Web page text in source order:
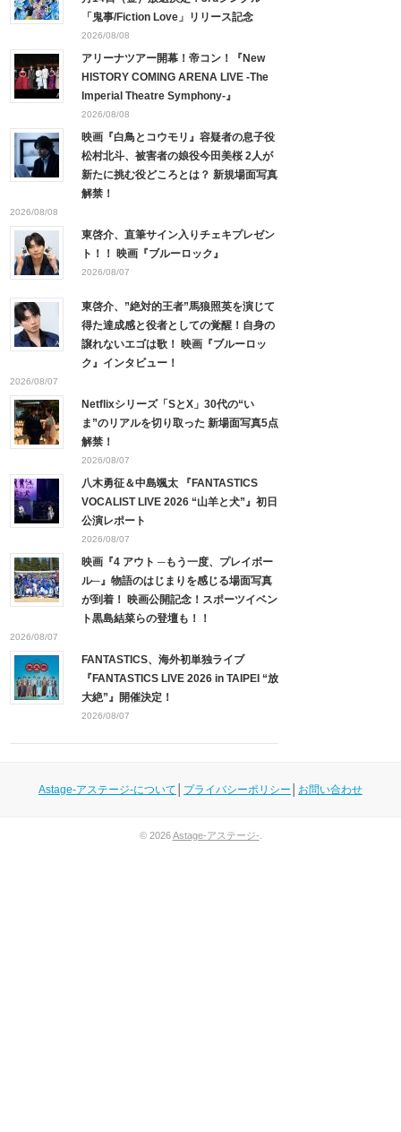
「鬼事/Fiction Love」リリース記念
2026/08/08
アリーナツアー開幕！帝コン！『New
HISTORY COMING ARENA LIVE -The
Imperial Theatre Symphony-』
2026/08/08
映画『白鳥とコウモリ』容疑者の息子役
松村北斗、被害者の娘役今田美桜 2人が
新たに挑む役どころとは？ 新規場面写真
解禁！
2026/08/08
東啓介、直筆サイン入りチェキプレゼン
ト！！ 映画『ブルーロック』
2026/08/07
東啓介、”絶対的王者”馬狼照英を演じて
得た達成感と役者としての覚醒！自身の
譲れないエゴは歌！ 映画『ブルーロッ
ク』インタビュー！
2026/08/07
Netflixシリーズ「SとX」30代の“い
ま”のリアルを切り取った 新場面写真5点
解禁！
2026/08/07
八木勇征＆中島颯太 『FANTASTICS
VOCALIST LIVE 2026 “山羊と犬”』初日
公演レポート
2026/08/07
映画『4 アウト ─もう一度、プレイボー
ル─』物語のはじまりを感じる場面写真
が到着！ 映画公開記念！スポーツイベン
ト黒島結菜らの登壇も！！
2026/08/07
FANTASTICS、海外初単独ライブ
『FANTASTICS LIVE 2026 in TAIPEI “放
大絶”』開催決定！
2026/08/07
Astage-アステージ-について プライバシーポリシー お問い合わせ
© 2026Astage-アステージ-